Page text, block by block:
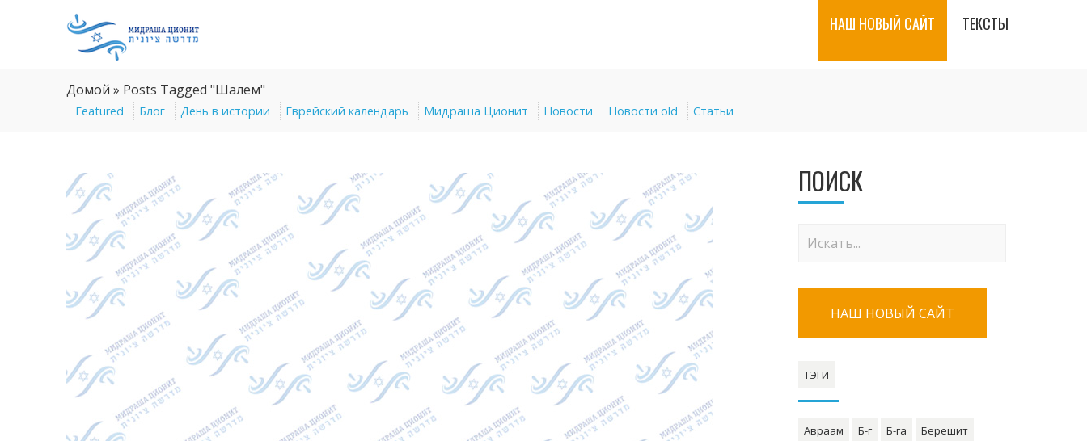
НАШ НОВЫЙ САЙТ ТЕКСТЫ
Домой » Posts Tagged "Шалем"
Featured Блог День в истории Еврейский календарь Мидраша Ционит Новости Новости old Статьи
ПОИСК
НАШ НОВЫЙ САЙТ
ТЭГИ
Авраам Б-г Б-га
Берешит